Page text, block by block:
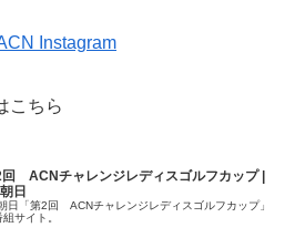
Instagram
こちら
回 ACNチャレンジレディスゴルフカップ |
日
日「第2回 ACNチャレンジレディスゴルフカップ」
サイト。